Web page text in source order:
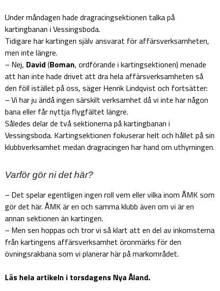
Under måndagen hade dragracingsektionen talka på
kartingbanan i Vessingsboda.
Tidigare har kartingen själv ansvarat för affärsverksamheten,
men inte längre.
– Nej, David(Boman, ordförande i kartingsektionen) menade
att han inte hade drivet att dra hela affärsverksamheten så
den föll istället på oss, säger Henrik Lindqvist och fortsätter:
– Vi har ju ändå ingen särskilt verksamhet då vi inte har någon
bana eller får nyttja flygfältet längre.
Således delar de två sektionerna på kartingbanan i
Vessingsboda. Kartingsektionen fokuserar helt och hållet på sin
klubbverksamhet medan dragracingen har hand om uthyrningen.
Varför gör ni det här?
– Det spelar egentligen ingen roll vem eller vilka inom ÅMK som
gör det här. ÅMK är en och samma klubb även om vi är en
annan sektionen än kartingen.
– Men sen hoppas och tror vi så klart att en del av inkomsterna
från kartingens affärsverksamhet öronmärks för den
övningsrakbana som vi planerar här på markområdet.
Läs hela artikeln i torsdagens Nya Åland.